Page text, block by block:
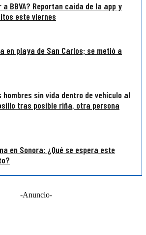
BBVA? Reportan caída de la app y
este viernes
en playa de San Carlos; se metió a
hombres sin vida dentro de vehículo al
tras posible riña, otra persona
en Sonora: ¿Qué se espera este
-Anuncio-